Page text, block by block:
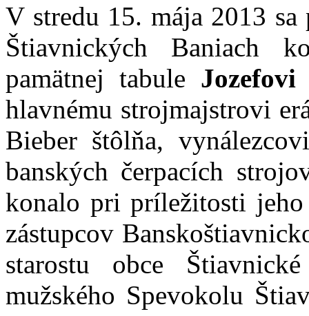
V stredu 15. mája 2013
Štiavnických Baniach
pamätnej tabule
hlavnému strojmajstrovi
Bieber štôlňa,
banských čerpacích
konalo pri príležitosti
zástupcov
starostu obce
mužského Spevokolu